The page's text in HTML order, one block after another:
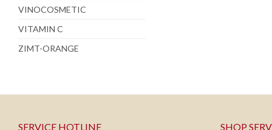
VINOCOSMETIC
VITAMIN C
ZIMT-ORANGE
SERVICE HOTLINE SHOP